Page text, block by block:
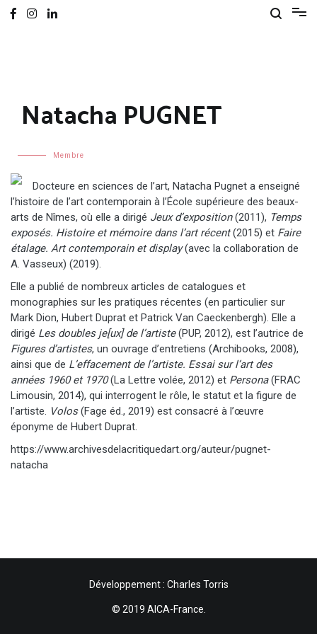
Natacha PUGNET
Membre
Docteure en sciences de l’art, Natacha Pugnet a enseigné
l’histoire de l’art contemporain à l’École supérieure des beaux-
arts de Nîmes, où elle a dirigé Jeux d’exposition(2011), Temps
exposés. Histoire et mémoire dans l’art récent(2015) et Faire
étalage. Art contemporain et display(avec la collaboration de
A. Vasseux) (2019).
Elle a publié de nombreux articles de catalogues et
monographies sur les pratiques récentes (en particulier sur
Mark Dion, Hubert Duprat et Patrick Van Caeckenbergh). Elle a
dirigé Les doubles je[ux] de l’artiste(PUP, 2012), est l’autrice de
Figures d’artistes, un ouvrage d’entretiens (Archibooks, 2008),
ainsi que de L’effacement de l’artiste. Essai sur l’art des
années 1960 et 1970(La Lettre volée, 2012) et Persona(FRAC
Limousin, 2014), qui interrogent le rôle, le statut et la figure de
l’artiste. Volos(Fage éd., 2019) est consacré à l’œuvre
éponyme de Hubert Duprat.
https://www.archivesdelacritiquedart.org/auteur/pugnet-
natacha
Développement : Charles Torris
© 2019 AICA-France.